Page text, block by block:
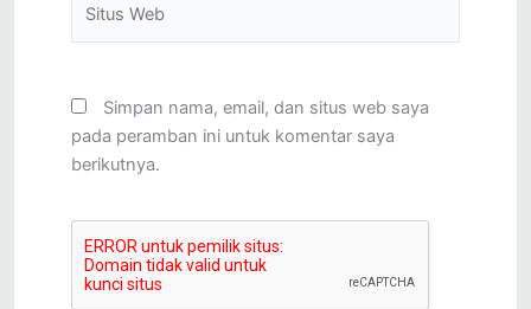
Web
Simpan nama, email, dan situs web saya
pada peramban ini untuk komentar saya
berikutnya.